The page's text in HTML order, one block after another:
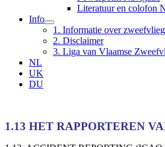
Literatuur en colofon
Info
1. Informatie over
2. Disclaimer
3. Liga van Vlaamse
NL
UK
DU
1.13 HET RAPPORTEREN